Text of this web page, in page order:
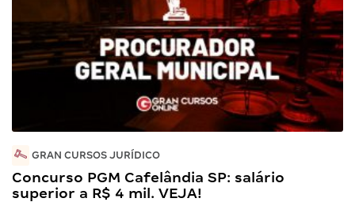
GRAN CURSOS JURÍDICO
Concurso PGM Cafelândia SP: salário
superior a R$ 4 mil. VEJA!